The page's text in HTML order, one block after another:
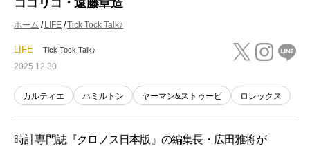
ココリコ・遠藤章造
ホーム LIFE Tick Tock Talk♪
LIFE Tick Tock Talk♪
2025.12.30
カルティエ ハミルトン ヤーマン&ストゥービ ロレックス
時計専門誌『クロノス日本版』の編集長・広田雅将が